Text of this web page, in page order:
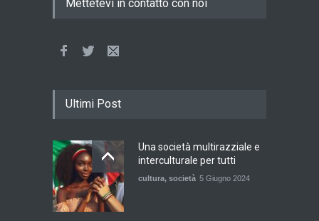
Mettetevi in contatto con noi
Ultimi Post
Una società multirazziale e
interculturale per tutti
cultura, società 5 Giugno 2024